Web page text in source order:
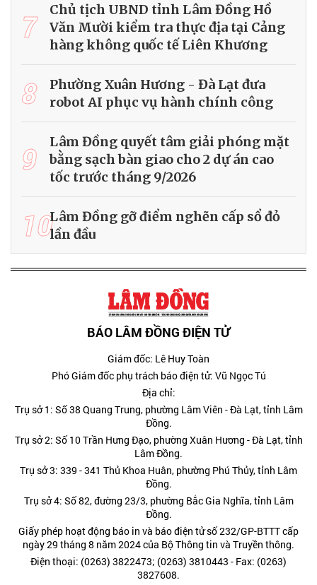
7
Chủ tịch UBND tỉnh Lâm Đồng Hồ
Văn Mười kiểm tra thực địa tại Cảng
hàng không quốc tế Liên Khương
8
Phường Xuân Hương - Đà Lạt đưa
robot AI phục vụ hành chính công
9
Lâm Đồng quyết tâm giải phóng mặt
bằng sạch bàn giao cho 2 dự án cao
tốc trước tháng 9/2026
10Lâm Đồng gỡ điểm nghẽn cấp sổ đỏ
lần đầu
BÁO LÂM ĐỒNG ĐIỆN TỬ
Giám đốc: Lê Huy Toàn
Phó Giám đốc phụ trách báo điện tử: Vũ Ngọc Tú
Địa chỉ:
Trụ sở 1: Số 38 Quang Trung, phường Lâm Viên - Đà Lạt, tỉnh Lâm
Đồng.
Trụ sở 2: Số 10 Trần Hưng Đạo, phường Xuân Hương - Đà Lạt, tỉnh
Lâm Đồng.
Trụ sở 3: 339 - 341 Thủ Khoa Huân, phường Phú Thủy, tỉnh Lâm
Đồng.
Trụ sở 4: Số 82, đường 23/3, phường Bắc Gia Nghĩa, tỉnh Lâm
Đồng.
Giấy phép hoạt động báo in và báo điện tử số 232/GP-BTTT cấp
ngày 29 tháng 8 năm 2024 của Bộ Thông tin và Truyền thông.
Điện thoại: (0263) 3822473; (0263) 3810443 - Fax: (0263)
3827608.